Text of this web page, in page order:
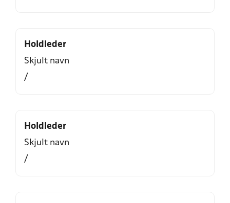
Holdleder
Skjult navn
/
Holdleder
Skjult navn
/